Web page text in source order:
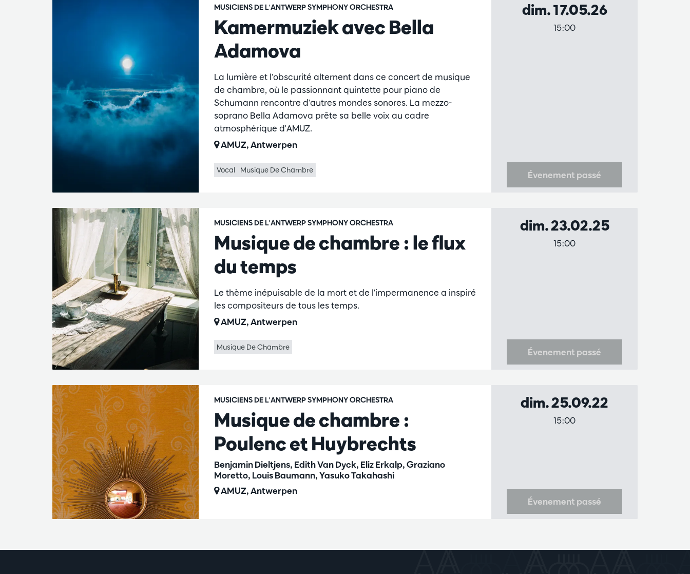
Kamermuziek avec Bella
Adamova
MUSICIENS DE L'ANTWERP SYMPHONY ORCHESTRA
La lumière et l'obscurité alternent dans ce concert de musique
de chambre, où le passionnant quintette pour piano de
Schumann rencontre d'autres mondes sonores. La mezzo-
soprano Bella Adamova prête sa belle voix au cadre
atmosphérique d'AMUZ.
AMUZ, Antwerpen
Vocal Musique De Chambre
dim. 17.05.26
15:00
Évenement passé
Musique de chambre : le flux
du temps
MUSICIENS DE L'ANTWERP SYMPHONY ORCHESTRA
Le thème inépuisable de la mort et de l'impermanence a inspiré
les compositeurs de tous les temps.
AMUZ, Antwerpen
Musique De Chambre
dim. 23.02.25
15:00
Évenement passé
Musique de chambre :
Poulenc et Huybrechts
Benjamin Dieltjens, Edith Van Dyck, Eliz Erkalp, Graziano
Moretto, Louis Baumann, Yasuko Takahashi
MUSICIENS DE L'ANTWERP SYMPHONY ORCHESTRA
AMUZ, Antwerpen
dim. 25.09.22
15:00
Évenement passé